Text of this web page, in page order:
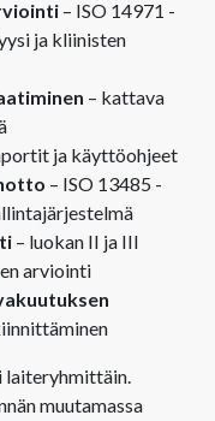
– ISO 14971 -
ja kliinisten
– kattava
ja käyttöohjeet
– ISO 13485 -
– luokan II ja III
arviointi
laiteryhmittäin.
muutamassa